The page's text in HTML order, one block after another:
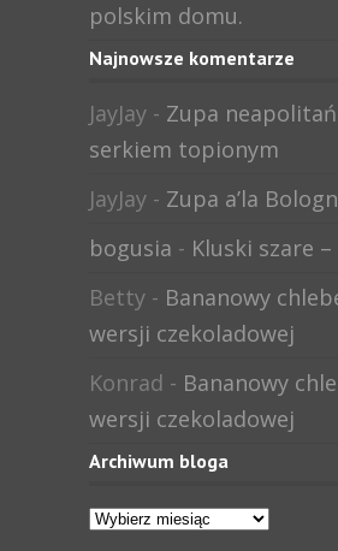
polskim domu.
Najnowsze komentarze
JayJay - Zupa
serkiem topionym
JayJay - Zupa a’la
bogusia - Kluski szare
Betty - Bananowy
wersji czekoladowej
Konrad - Bananowy
wersji czekoladowej
Archiwum bloga
Archiwum